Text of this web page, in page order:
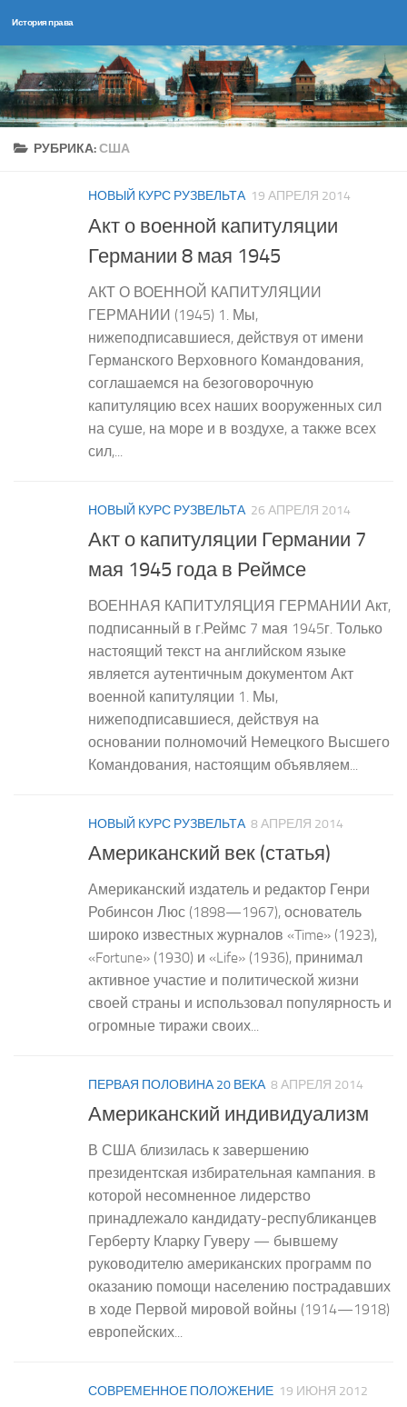
Перейти к содержимому
История права
РУБРИКА:США
НОВЫЙ КУРС РУЗВЕЛЬТА 19 АПРЕЛЯ 2014
Акт о военной капитуляции
Германии 8 мая 1945
АКТ О ВОЕННОЙ КАПИТУЛЯЦИИ
ГЕРМАНИИ (1945) 1. Мы,
нижеподписавшиеся, действуя от имени
Германского Верховного Командования,
соглашаемся на безоговорочную
капитуляцию всех наших вооруженных сил
на суше, на море и в воздухе, а также всех
сил,...
НОВЫЙ КУРС РУЗВЕЛЬТА 26 АПРЕЛЯ 2014
Акт о капитуляции Германии 7
мая 1945 года в Реймсе
ВОЕННАЯ КАПИТУЛЯЦИЯ ГЕРМАНИИ Акт,
подписанный в г.Реймс 7 мая 1945г. Только
настоящий текст на английском языке
является аутентичным документом Акт
военной капитуляции 1. Мы,
нижеподписавшиеся, действуя на
основании полномочий Немецкого Высшего
Командования, настоящим объявляем...
НОВЫЙ КУРС РУЗВЕЛЬТА 8 АПРЕЛЯ 2014
Американский век (статья)
Американский издатель и редактор Генри
Робинсон Люс (1898—1967), основатель
широко известных журналов «Time» (1923),
«Fortune» (1930) и «Life» (1936), принимал
активное участие и политической жизни
своей страны и использовал популярность и
огромные тиражи своих...
ПЕРВАЯ ПОЛОВИНА 20 ВЕКА 8 АПРЕЛЯ 2014
Американский индивидуализм
В США близилась к завершению
президентская избирательная кампания. в
которой несомненное лидерство
принадлежало кандидату-республиканцев
Герберту Кларку Гуверу — бывшему
руководителю американских программ по
оказанию помощи населению пострадавших
в ходе Первой мировой войны (1914—1918)
европейских...
СОВРЕМЕННОЕ ПОЛОЖЕНИЕ 19 ИЮНЯ 2012